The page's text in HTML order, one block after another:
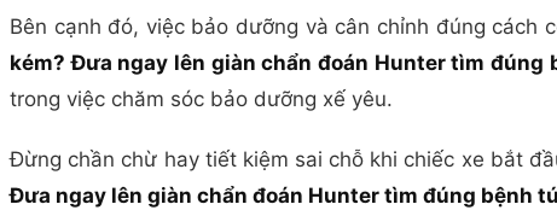
Bên cạnh đó, việc bảo dưỡng và cân chỉnh đúng
kém? Đưa ngay lên giàn chẩn đoán Hunter tìm đúng
trong việc chăm sóc bảo dưỡng xế yêu.
Đừng chần chừ hay tiết kiệm sai chỗ khi chiếc xe bắt
Đưa ngay lên giàn chẩn đoán Hunter tìm đúng bệnh